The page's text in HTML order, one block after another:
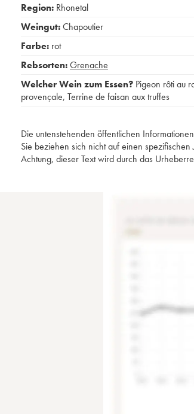
Region: Rhonetal
Weingut:Chapoutier
Farbe: rot
Rebsorten:Grenache
Welcher Wein zum Essen? Pigeon rôti au
provençale, Terrine de faisan aux truffes
Die untenstehenden öffentlichen
Sie beziehen sich nicht auf einen spezifischen
Achtung, dieser Text wird durch das